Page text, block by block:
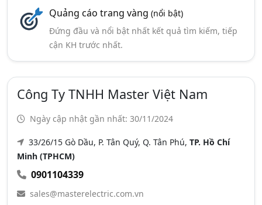
Quảng cáo trang vàng (nổi bật)
Đứng đầu và nổi bật nhất kết quả tìm kiếm, tiếp
cận KH trước nhất.
Công Ty TNHH Master Việt Nam
Ngày cập nhật gần nhất: 30/11/2024
33/26/15 Gò Dầu, P. Tân Quý, Q. Tân Phú, TP. Hồ Chí
Minh (TPHCM)
0901104339
sales@masterelectric.com.vn